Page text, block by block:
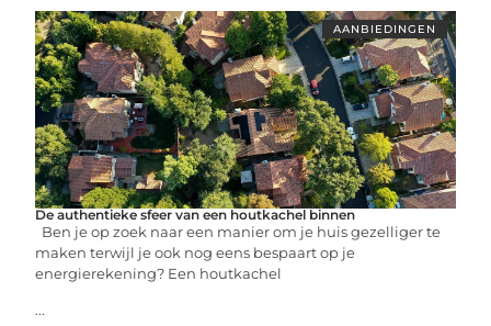
AANBIEDINGEN
De authentieke sfeer van een houtkachel binnen
Ben je op zoek naar een manier om je huis gezelliger te
maken terwijl je ook nog eens bespaart op je
energierekening? Een houtkachel
...